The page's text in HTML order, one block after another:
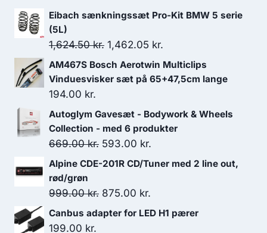
Eibach sænkningssæt Pro-Kit BMW 5 serie
(5L)
1,624.50kr. Den
oprindelige
pris
1,624.50 kr..
1,462.05 kr.
aktuelle
pris
1,462.05 kr..
AM467S Bosch Aerotwin Multiclips
Vinduesvisker sæt på 65+47,5cm lange
194.00 kr.
Autoglym Gavesæt - Bodywork & Wheels
Collection - med 6 produkter
669.00kr. Den
oprindelige
var:
669.00 kr..
593.00 kr.
aktuelle
593.00 kr..
Alpine CDE-201R CD/Tuner med 2 line out,
rød/grøn
999.00kr. Den
oprindelige
875.00 kr.
aktuelle
Canbus adapter for LED H1 pærer
199.00 kr.